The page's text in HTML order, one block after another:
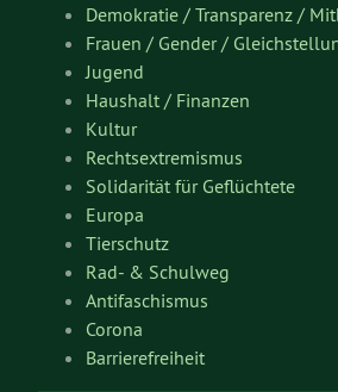
Demokratie / Transparenz /
Frauen / Gender /
Jugend
Haushalt / Finanzen
Kultur
Rechtsextremismus
Solidarität für Geflüchtete
Europa
Tierschutz
Rad- & Schulweg
Antifaschismus
Corona
Barrierefreiheit